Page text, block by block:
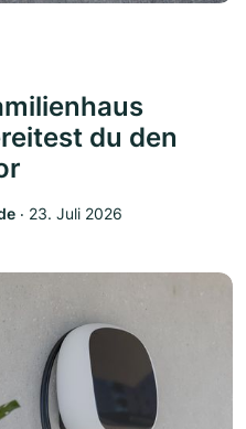
du den
‧ 23. Juli 2026